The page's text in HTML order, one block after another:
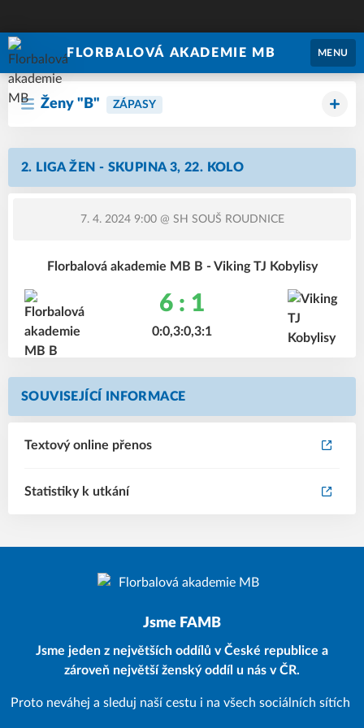
FLORBALOVÁ AKADEMIE MB MENU
Ženy "B" ZÁPASY
2. LIGA ŽEN - SKUPINA 3, 22. KOLO
7. 4. 2024 9:00@ SH SOUŠ ROUDNICE
Florbalová akademie MB B - Viking TJ Kobylisy
6 : 1
0:0,3:0,3:1
SOUVISEJÍCÍ INFORMACE
Textový online přenos
Statistiky k utkání
Jsme FAMB
Jsme jeden z největších oddílů v České republice a
zároveň největší ženský oddíl u nás v ČR.
Proto neváhej a sleduj naší cestu i na všech sociálních sítích